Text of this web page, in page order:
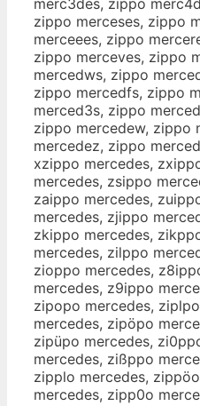
zippo merceses, zippo
merceees, zippo
zippo merceves, zippo
mercedws, zippo
zippo mercedfs, zippo
merced3s, zippo
zippo mercedew, zippo
mercedez, zippo
xzippo mercedes,
mercedes, zsippo
zaippo mercedes,
mercedes, zjippo
zkippo mercedes,
mercedes, zilppo
zioppo mercedes,
mercedes, z9ippo
zipopo mercedes,
mercedes, zipöpo
zipüpo mercedes,
mercedes, zißppo
zipplo mercedes,
mercedes, zipp0o